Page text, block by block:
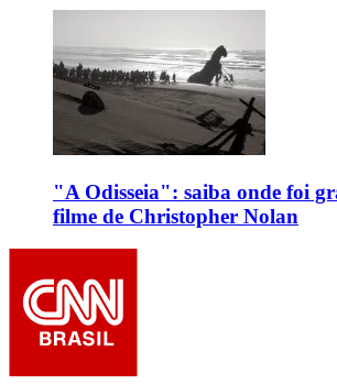
"A Odisseia": saiba onde foi
filme de Christopher Nolan